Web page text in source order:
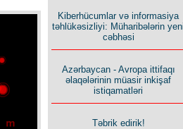
Kiberhücumlar və informasiya
təhlükəsizliyi: Müharibələrin yeni
cəbhəsi
Azərbaycan - Avropa ittifaqı
əlaqələrinin müasir inkişaf
istiqamatləri
Təbrik edirik!